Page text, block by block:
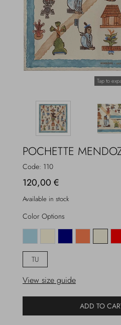
Overcoats
Hats and Gloves
Tap to
POCHETTE
Code: 110
120,00 €
Available in stock
Color Options
TU
View size guide
ADD TO